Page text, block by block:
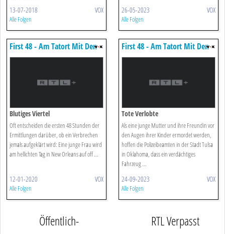
13-07-2018 VOX
Alle Folgen
26-05-2023 VOX
Alle Folgen
First 48 - Am Tatort Mit Den
Us-ermittlern
Blutiges Viertel
Oft entscheiden die ersten 48 Stunden der
Ermittlungen darüber, ob ein Verbrechen
jemals aufgeklärt wird: Eine junge Frau wird
am hellichten Tag in New Orleans auf off ...
12-01-2020 VOX
Alle Folgen
First 48 - Am Tatort Mit Den
Us-ermittlern
Tote Verlobte
Als eine junge Mutter und ihre Freundin vor
den Augen ihrer Kinder ermordet werden,
hoffen die Polizeibeamten in der Stadt Tulsa
in Oklahoma, dass ein verdächtiges
Fahrzeug ...
24-09-2023 VOX
Alle Folgen
Öffentlich-
RTL Verpasst